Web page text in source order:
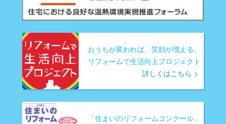
おうちが変われば、笑顔が増える。
リフォームで生活向上プロジェクト
詳しくはこちら
「住まいのリフォームコンクール」